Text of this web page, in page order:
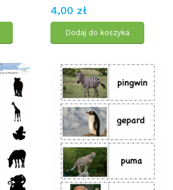
4,00 zł
Dodaj do koszyka